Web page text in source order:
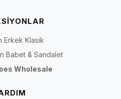
Erkek Klasik
Babet & Sandalet
Wholesale